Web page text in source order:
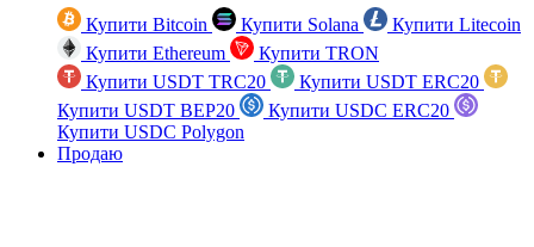
Купити Bitcoin Купити Solana
Купити Litecoin
Купити Ethereum
Купити TRON
Купити USDT TRC20
Купити USDT ERC20
Купити USDT BEP20
Купити USDC ERC20
Купити USDC Polygon
Продаю